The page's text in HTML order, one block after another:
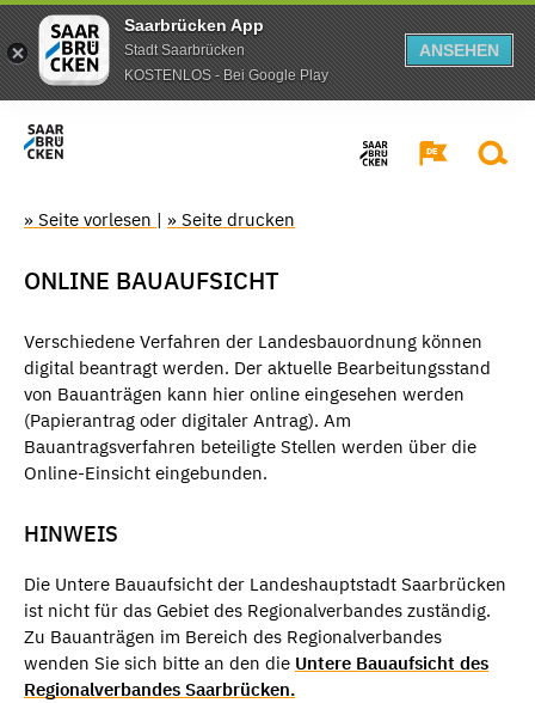
Saarbrücken App
Stadt Saarbrücken
KOSTENLOS - Bei Google Play
ANSEHEN
» Seite vorlesen | » Seite drucken
ONLINE BAUAUFSICHT
Verschiedene Verfahren der Landesbauordnung können
digital beantragt werden. Der aktuelle Bearbeitungsstand
von Bauanträgen kann hier online eingesehen werden
(Papierantrag oder digitaler Antrag). Am
Bauantragsverfahren beteiligte Stellen werden über die
Online-Einsicht eingebunden.
HINWEIS
Die Untere Bauaufsicht der Landeshauptstadt Saarbrücken
ist nicht für das Gebiet des Regionalverbandes zuständig.
Zu Bauanträgen im Bereich des Regionalverbandes
wenden Sie sich bitte an den die Untere Bauaufsicht des
Regionalverbandes Saarbrücken.